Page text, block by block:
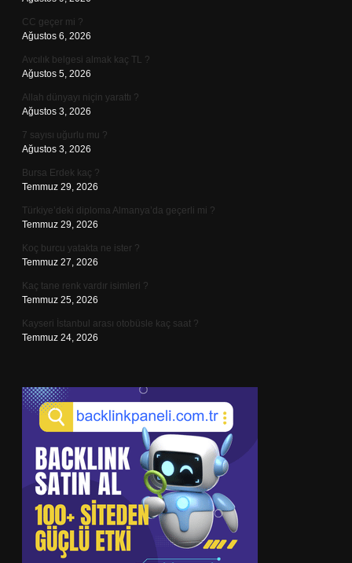
CC geçer mi ?
Ağustos 6, 2026
Avcılık belgesi almak kaç TL ?
Ağustos 5, 2026
Allah dünyayı niçin yarattı ?
Ağustos 3, 2026
7 sayısı uğurlu mu ?
Ağustos 3, 2026
Bursa Erdek kaç ?
Temmuz 29, 2026
Türkiye’deki diploma Almanya’da geçerli mi ?
Temmuz 29, 2026
Koç burcu yatakta ne ister ?
Temmuz 27, 2026
Kaç tane renk vardır isimleri ?
Temmuz 25, 2026
Kayseri İstanbul arası otobüsle kaç saat ?
Temmuz 24, 2026